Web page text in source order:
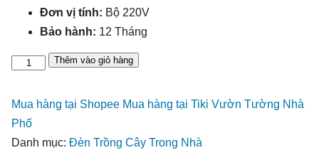
Đơn vị tính: Bộ 220V
Bảo hành: 12 Tháng
Đồng
Hẹn
Giờ
Đèn
Thêm vào giỏ hàng
Mua hàng tại Shopee Mua hàng tại Tiki Vườn Tường Nhà
Phố
Danh mục: Đèn Trồng Cây Trong Nhà